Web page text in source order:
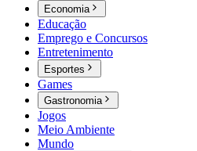
Economia
Educação
Emprego e Concursos
Entretenimento
Esportes
Games
Gastronomia
Jogos
Meio Ambiente
Mundo